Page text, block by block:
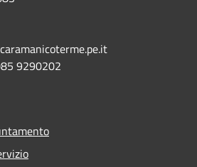
9290202